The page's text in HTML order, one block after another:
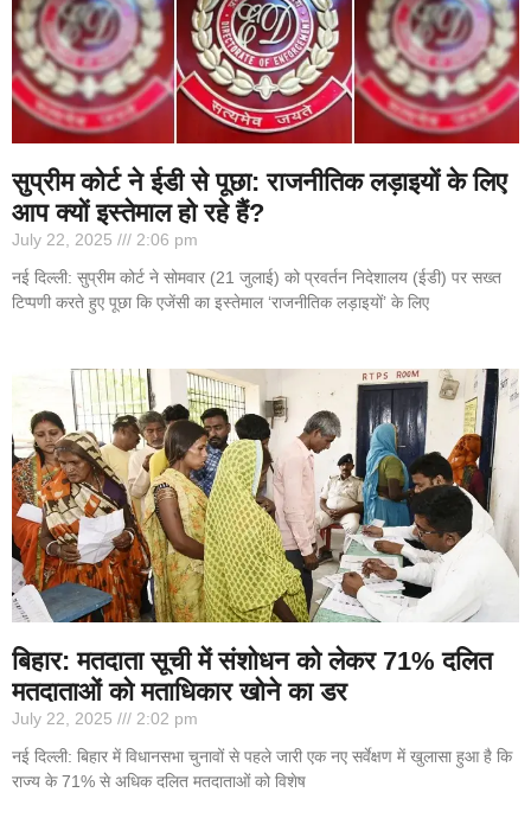
सुप्रीम कोर्ट ने ईडी से पूछा: राजनीतिक लड़ाइयों के लिए
आप क्यों इस्तेमाल हो रहे हैं?
July 22, 2025
2:06 pm
नई दिल्ली: सुप्रीम कोर्ट ने सोमवार (21 जुलाई) को प्रवर्तन निदेशालय (ईडी) पर सख्त
टिप्पणी करते हुए पूछा कि एजेंसी का इस्तेमाल ‘राजनीतिक लड़ाइयों’ के लिए
बिहार: मतदाता सूची में संशोधन को लेकर 71% दलित
मतदाताओं को मताधिकार खोने का डर
July 22, 2025
2:02 pm
नई दिल्ली: बिहार में विधानसभा चुनावों से पहले जारी एक नए सर्वेक्षण में खुलासा हुआ है कि
राज्य के 71% से अधिक दलित मतदाताओं को विशेष